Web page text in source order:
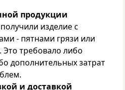
продукции
изделие с
- пятнами грязи или
требовало либо
дополнительных затрат
и доставкой